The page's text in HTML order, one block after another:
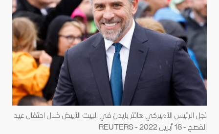
نجل الرئيس الأميركي هانتر بايدن في البيت الأبيض خلال احتفال عيد
الفصح - 18 أبريل 2022 - REUTERS